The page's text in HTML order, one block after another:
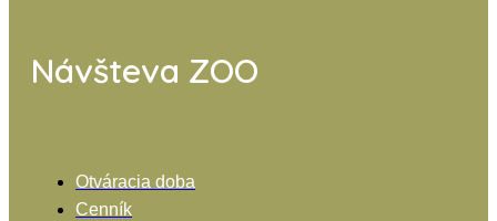
Návšteva ZOO
Otváracia doba
Cenník